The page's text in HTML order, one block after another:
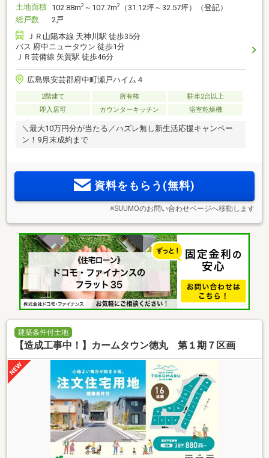
土地面積 102.88m2 ～107.7m2
（31.12坪～32.57坪）（登記）
総戸数
2戸
ＪＲ山陽本線 天神川駅 徒歩35分
バス 府中ニュータウン 徒歩1分
ＪＲ芸備線 矢賀駅 徒歩46分
広島県安芸郡府中町瀬戸ハイム４
2階建て 所有権
駐車2台以上
即入居可
カウンターキッチン 浴室乾燥機
＼最大10万円分が当たる／ハズレ無し新生活応援キャンペー
ン！9月末成約まで
資料をもらう(無料)
※SUUMOのお問い合わせページへ移動します
建築条件付土地
【造成工事中！】カームタウン徳丸 第１期７区画